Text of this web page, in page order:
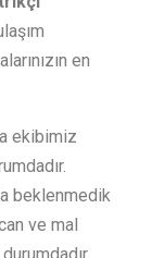
en
ekibimiz
beklenmedik
ve mal